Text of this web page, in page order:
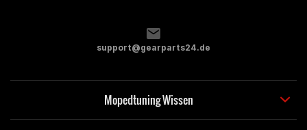
support@gearparts24.de
Mopedtuning Wissen